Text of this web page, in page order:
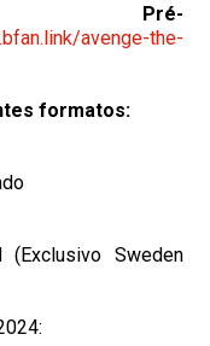
/ Pré-
avenge-the-
formatos:
(Exclusivo Sweden